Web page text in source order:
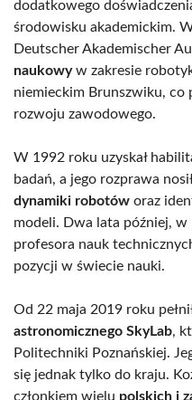
dodatkowego
środowisku akademickim.
Deutscher Akademischer
naukowyw zakresie
niemieckim Brunszwiku, co
rozwoju zawodowego.
W 1992 roku uzyskał
badań, a jego rozprawa
dynamiki robotów oraz
modeli. Dwa lata później, w
profesora nauk
pozycji w świecie nauki.
Od 22 maja 2019 roku
astronomicznego SkyLab,
Politechniki Poznańskiej.
się jednak tylko do kraju.
członkiem wielu polskich i